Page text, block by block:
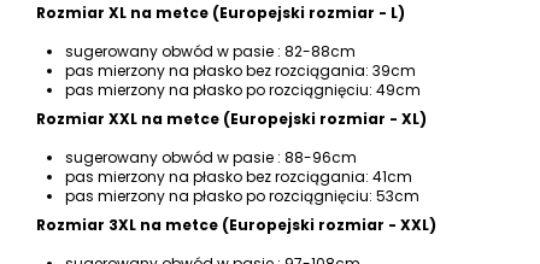
Rozmiar XL na metce (Europejski rozmiar - L)
sugerowany obwód w pasie : 82-88cm
pas mierzony na płasko bez rozciągania: 39cm
pas mierzony na płasko po rozciągnięciu: 49cm
Rozmiar XXL na metce (Europejski rozmiar - XL)
sugerowany obwód w pasie : 88-96cm
pas mierzony na płasko bez rozciągania: 41cm
pas mierzony na płasko po rozciągnięciu: 53cm
Rozmiar 3XL na metce (Europejski rozmiar - XXL)